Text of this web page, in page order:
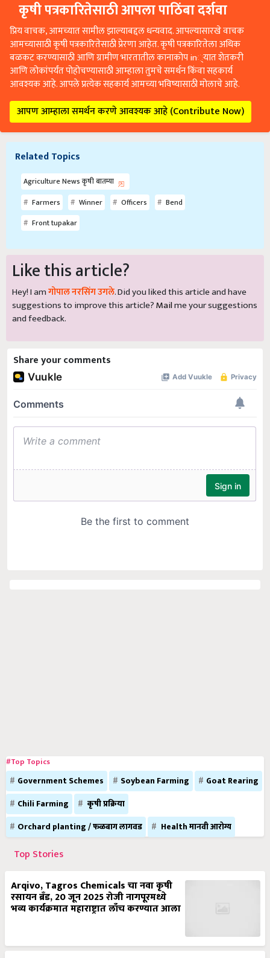
कृषी पत्रकारितेसाठी आपला पाठिंबा दर्शवा
प्रिय वाचक, आमच्यात सामील झाल्याबद्दल धन्यवाद. आपल्यासारखे वाचक
आमच्यासाठी कृषी पत्रकारितेसाठी प्रेरणा आहेत. कृषी पत्रकारितेला अधिक
बळकट करण्यासाठी आणि ग्रामीण भारतातील कानाकोप in्यात शेतकरी
आणि लोकांपर्यंत पोहोचण्यासाठी आम्हाला तुमचे समर्थन किंवा सहकार्य
आवश्यक आहे. आपले प्रत्येक सहकार्य आमच्या भविष्यासाठी मोलाचे आहे.
आपण आम्हाला समर्थन करणे आवश्यक आहे (Contribute Now)
Related Topics
Agriculture News कृषी बातम्या
Farmers
Winner Officers
Bend
Front tupakar
Like this article?
Hey! I amगोपाल नरसिंग उगले. Did you liked this article and have
suggestions to improve this article?Mailme your suggestions
and feedback.
Share your comments
#Top Topics
Government Schemes Soybean Farming
Goat Rearing
Chili Farming
कृषी प्रक्रिया
Orchard planting / फळबाग लागवड
Health मानवी आरोग्य
Top Stories
Arqivo, Tagros Chemicals चा नवा कृषी
रसायन ब्रँड, 20 जून 2025 रोजी नागपूरमध्ये
भव्य कार्यक्रमात महाराष्ट्रात लाँच करण्यात आला